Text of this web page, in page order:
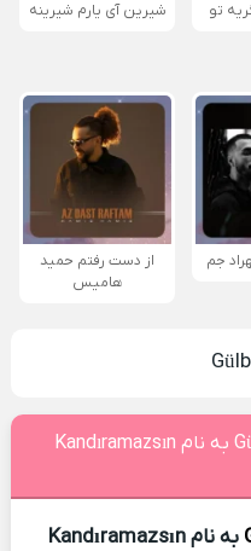
تو شیرین آی یارم شیرینه
جم
از دست رفتم حمید
هامیس
دانلود ریمیکس Gülben Ergen به نام Kandıramazsın
به نام Kandıramazsın